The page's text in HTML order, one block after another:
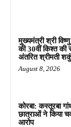
मुख्यमंत्री श्री
की 30वीं किश्त की
अंतरित श्रीमती
August 8, 2026
कोरबा: कस्तूरबा
छात्राओं ने किया
आरोप